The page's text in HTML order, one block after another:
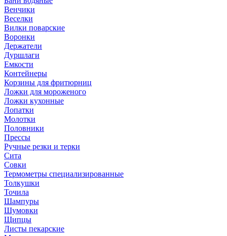
Венчики
Веселки
Вилки поварские
Воронки
Держатели
Дуршлаги
Емкости
Контейнеры
Корзины для фритюрниц
Ложки для мороженого
Ложки кухонные
Лопатки
Молотки
Половники
Прессы
Ручные резки и терки
Сита
Совки
Термометры специализированные
Толкушки
Точила
Шампуры
Шумовки
Щипцы
Листы пекарские